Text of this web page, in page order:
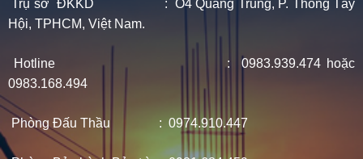
Trụ sở ĐKKD : O4 Quang Trung, P. Thông Tây
Hội, TPHCM, Việt Nam.
Hotline : 0983.939.474 hoặc
0983.168.494
Phòng Đấu Thầu : 0974.910.447